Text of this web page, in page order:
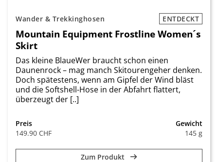
Wander & Trekkinghosen ENTDECKT
Mountain Equipment Frostline Women´s
Skirt
Das kleine BlaueWer braucht schon einen
Daunenrock – mag manch Skitourengeher denken.
Doch spätestens, wenn am Gipfel der Wind bläst
und die Softshell-Hose in der Abfahrt flattert,
überzeugt der [..]
Preis
149.90 CHF
Gewicht
145 g
Zum Produkt